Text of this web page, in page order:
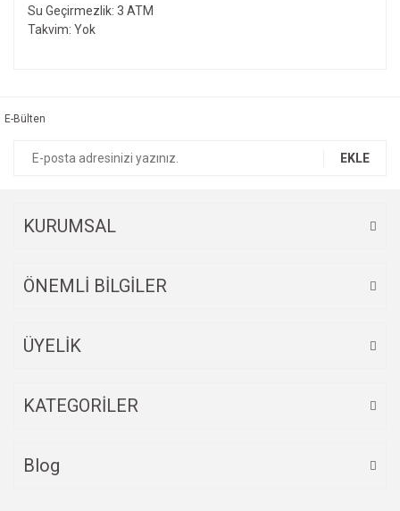
Su Geçirmezlik: 3 ATM
Takvim: Yok
Ürün fiyatı diğer sitelerden daha pahalı.
E-Bülten
EKLE
KURUMSAL
ÖNEMLİ BİLGİLER
ÜYELİK
KATEGORİLER
Blog